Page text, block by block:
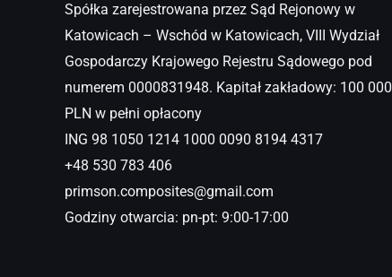
Spółka zarejestrowana przez Sąd Rejonowy w
Katowicach – Wschód w Katowicach, VIII Wydział
Gospodarczy Krajowego Rejestru Sądowego pod
numerem 0000831948. Kapitał zakładowy: 100 000
PLN w pełni opłacony
ING 98 1050 1214 1000 0090 8194 4317
+48 530 783 406
primson.composites@gmail.com
Godziny otwarcia: pn-pt: 9:00-17:00